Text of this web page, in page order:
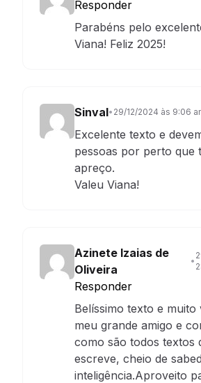
Responder
Parabéns pelo
Viana! Feliz 2025!
Sinval• 29/12/2024 às 9:06
Excelente texto e
pessoas por perto que
apreço.
Valeu Viana!
Azinete Izaias de
Oliveira
•
Responder
Belíssimo texto e muito
meu grande amigo e
como são todos textos
escreve, cheio de
inteligência.Aproveito